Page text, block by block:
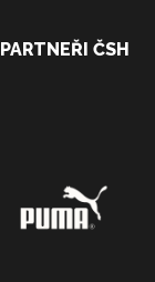
PARTNEŘI ČSH